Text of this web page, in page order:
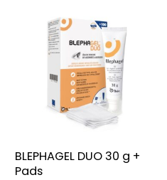
BLEPHAGEL DUO 30 g +
Pads